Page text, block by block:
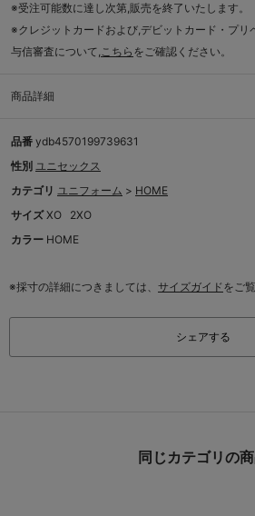
※受注可能数に達し次第,販売を終了いたします。
※クレジットカードおよび,デビットカード・プリ
与信審査について,こちら をご確認ください。
商品詳細
品番 ydb4570199739631
性別 ユニセックス
カテゴリ ユニフォーム > HOME
サイズ XO
2XO
カラー HOME
※採寸の詳細につきましては、 サイズガイドをご
シェアする
同じカテゴリの